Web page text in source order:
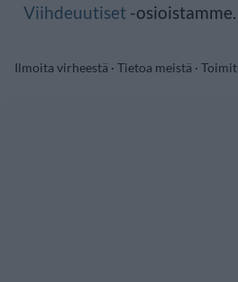
Viihdeuutiset -osioistamme.
Ilmoita virheestä · Tietoa meistä ·